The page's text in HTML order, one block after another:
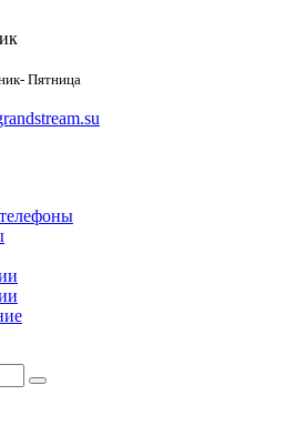
Пятница